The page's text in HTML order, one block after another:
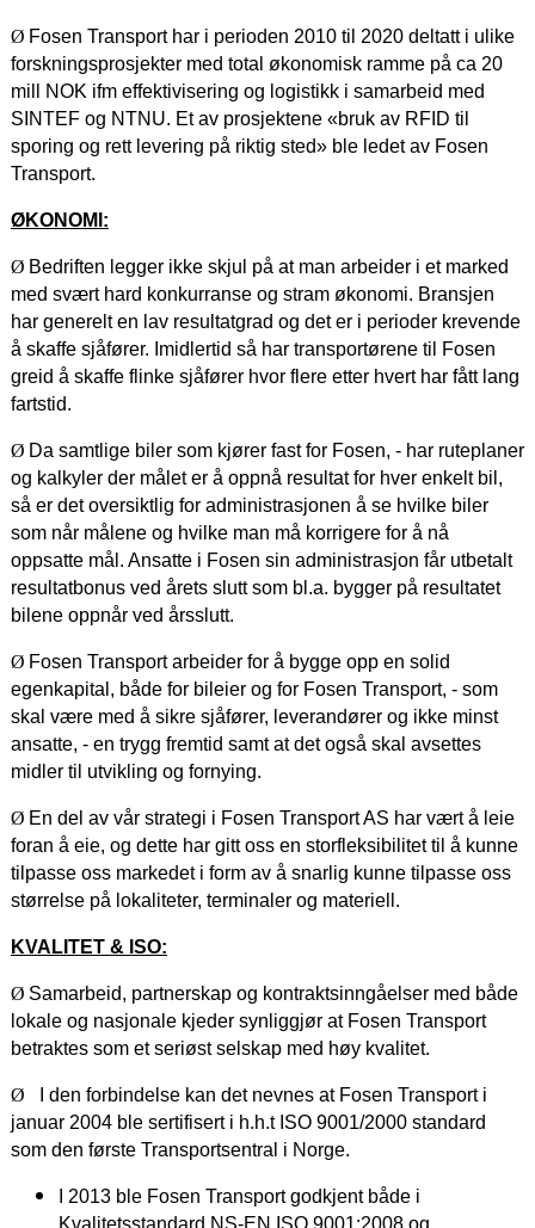
Ø Fosen Transport har i perioden 2010 til 2020 deltatt i ulike
forskningsprosjekter med total økonomisk ramme på ca 20
mill NOK ifm effektivisering og logistikk i samarbeid med
SINTEF og NTNU. Et av prosjektene «bruk av RFID til
sporing og rett levering på riktig sted» ble ledet av Fosen
Transport.
ØKONOMI:
Ø Bedriften legger ikke skjul på at man arbeider i et marked
med svært hard konkurranse og stram økonomi. Bransjen
har generelt en lav resultatgrad og det er i perioder krevende
å skaffe sjåfører. Imidlertid så har transportørene til Fosen
greid å skaffe flinke sjåfører hvor flere etter hvert har fått lang
fartstid.
Ø Da samtlige biler som kjører fast for Fosen, - har ruteplaner
og kalkyler der målet er å oppnå resultat for hver enkelt bil,
så er det oversiktlig for administrasjonen å se hvilke biler
som når målene og hvilke man må korrigere for å nå
oppsatte mål. Ansatte i Fosen sin administrasjon får utbetalt
resultatbonus ved årets slutt som bl.a. bygger på resultatet
bilene oppnår ved årsslutt.
Ø Fosen Transport arbeider for å bygge opp en solid
egenkapital, både for bileier og for Fosen Transport, - som
skal være med å sikre sjåfører, leverandører og ikke minst
ansatte, - en trygg fremtid samt at det også skal avsettes
midler til utvikling og fornying.
Ø En del av vår strategi i Fosen Transport AS har vært å leie
foran å eie, og dette har gitt oss en storfleksibilitet til å kunne
tilpasse oss markedet i form av å snarlig kunne tilpasse oss
størrelse på lokaliteter, terminaler og materiell.
KVALITET & ISO:
Ø Samarbeid, partnerskap og kontraktsinngåelser med både
lokale og nasjonale kjeder synliggjør at Fosen Transport
betraktes som et seriøst selskap med høy kvalitet.
Ø
I den forbindelse kan det nevnes at Fosen Transport i
januar 2004 ble sertifisert i h.h.t ISO 9001/2000 standard
som den første Transportsentral i Norge.
I 2013 ble Fosen Transport godkjent både i